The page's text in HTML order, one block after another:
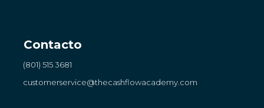
Contacto
(801) 515 3681
customerservice@thecashflowacademy.com